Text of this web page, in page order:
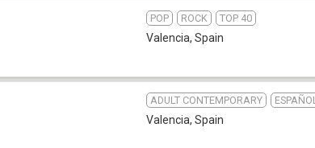
POP ROCK TOP 40
Valencia, Spain
ADULT CONTEMPORARY ESPAÑOL
Valencia, Spain